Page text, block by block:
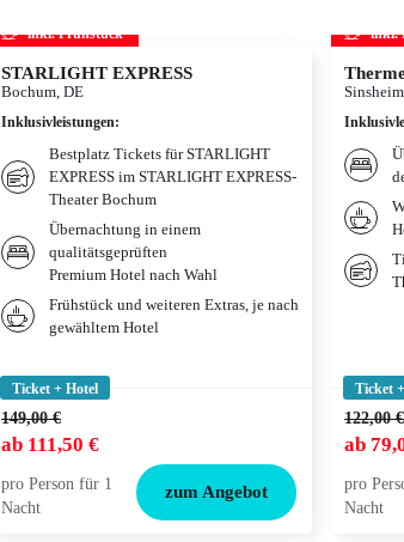
inkl. Frühstück
STARLIGHT EXPRESS
Bochum, DE
Inklusivleistungen:
Bestplatz Tickets für STARLIGHT
EXPRESS im STARLIGHT EXPRESS-
Theater Bochum
Übernachtung in einem
qualitätsgeprüften
Premium Hotel nach Wahl
Frühstück und weiteren Extras, je nach
gewähltem Hotel
Ticket + Hotel
149,00 €
ab 111,50 €
pro Person für 1
Nacht
zum Angebot
inkl.
Ticket
122,00 €
ab
pro
Nacht